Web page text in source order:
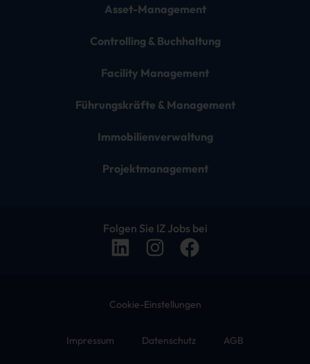
Asset-Management
Controlling & Buchhaltung
Facility Management
Führungskräfte & Management
Immobilienverwaltung
Projektmanagement
Folgen Sie IZ Jobs bei
Cookie-Einstellungen
Impressum Datenschutz AGB